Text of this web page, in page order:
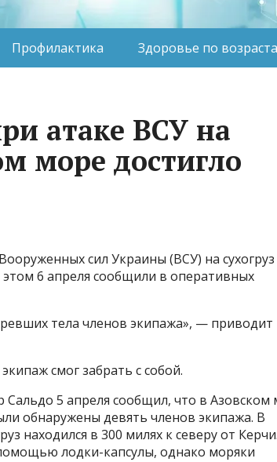
Профилактика Здоровье по
атаке ВСУ на
море достигло
сил Украины (ВСУ) на сухогруз
6 апреля сообщили в оперативных
тела членов экипажа», — приводит
смог забрать с собой.
Сальдо 5 апреля сообщил, что в Азовском
обнаружены девять членов экипажа. В
находился в 300 милях к северу от Керчи.
лодки-капсулы, однако моряки